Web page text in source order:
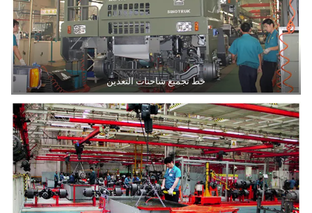
خط تجميع شاحنات التعدين